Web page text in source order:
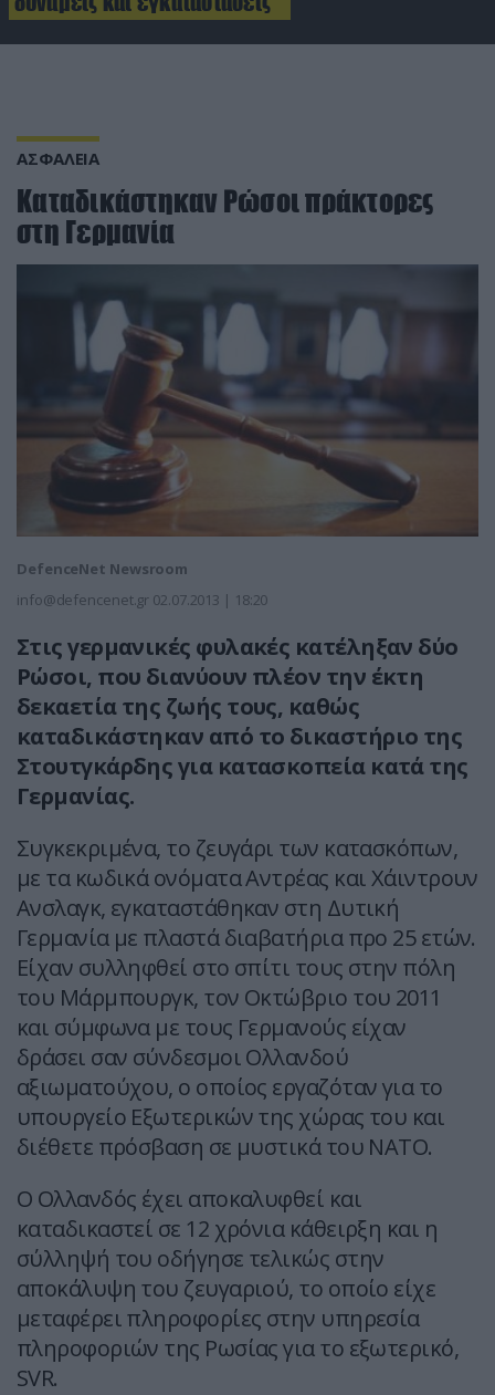
ΑΣΦΑΛΕΙΑ
Καταδικάστηκαν Ρώσοι πράκτορες
στη Γερμανία
DefenceNet Newsroom
info@defencenet.gr 02.07.2013 | 18:20
Στις γερμανικές φυλακές κατέληξαν δύο
Ρώσοι, που διανύουν πλέον την έκτη
δεκαετία της ζωής τους, καθώς
καταδικάστηκαν από το δικαστήριο της
Στουτγκάρδης για κατασκοπεία κατά της
Γερμανίας.
Συγκεκριμένα, το ζευγάρι των κατασκόπων,
με τα κωδικά ονόματα Αντρέας και Χάιντρουν
Ανσλαγκ, εγκαταστάθηκαν στη Δυτική
Γερμανία με πλαστά διαβατήρια προ 25 ετών.
Είχαν συλληφθεί στο σπίτι τους στην πόλη
του Μάρμπουργκ, τον Οκτώβριο του 2011
και σύμφωνα με τους Γερμανούς είχαν
δράσει σαν σύνδεσμοι Ολλανδού
αξιωματούχου, ο οποίος εργαζόταν για το
υπουργείο Εξωτερικών της χώρας του και
διέθετε πρόσβαση σε μυστικά του NATO.
Ο Ολλανδός έχει αποκαλυφθεί και
καταδικαστεί σε 12 χρόνια κάθειρξη και η
σύλληψή του οδήγησε τελικώς στην
αποκάλυψη του ζευγαριού, το οποίο είχε
μεταφέρει πληροφορίες στην υπηρεσία
πληροφοριών της Ρωσίας για το εξωτερικό,
SVR.